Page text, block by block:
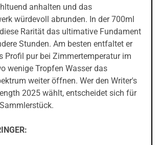
anhalten und das
würdevoll abrunden. In der 700ml
Rarität das ultimative Fundament
Stunden. Am besten entfaltet er
Profil pur bei Zimmertemperatur im
wenige Tropfen Wasser das
weiter öffnen. Wer den Writer's
2025 wählt, entscheidet sich für